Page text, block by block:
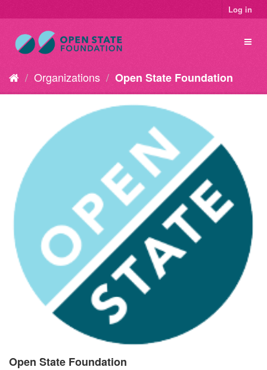
Log in
Organizations Open State Foundation
Open State Foundation